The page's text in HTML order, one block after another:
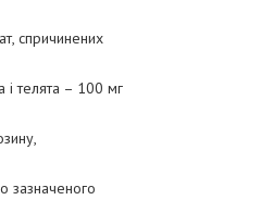
спричинених
телята – 100 мг
зазначеного